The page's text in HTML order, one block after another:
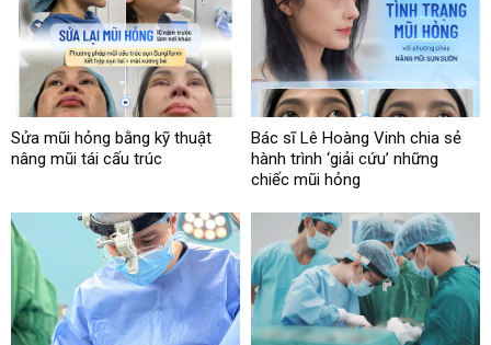
Sửa mũi hỏng bằng kỹ thuật
nâng mũi tái cấu trúc
Bác sĩ Lê Hoàng Vinh chia sẻ
hành trình ‘giải cứu’ những
chiếc mũi hỏng